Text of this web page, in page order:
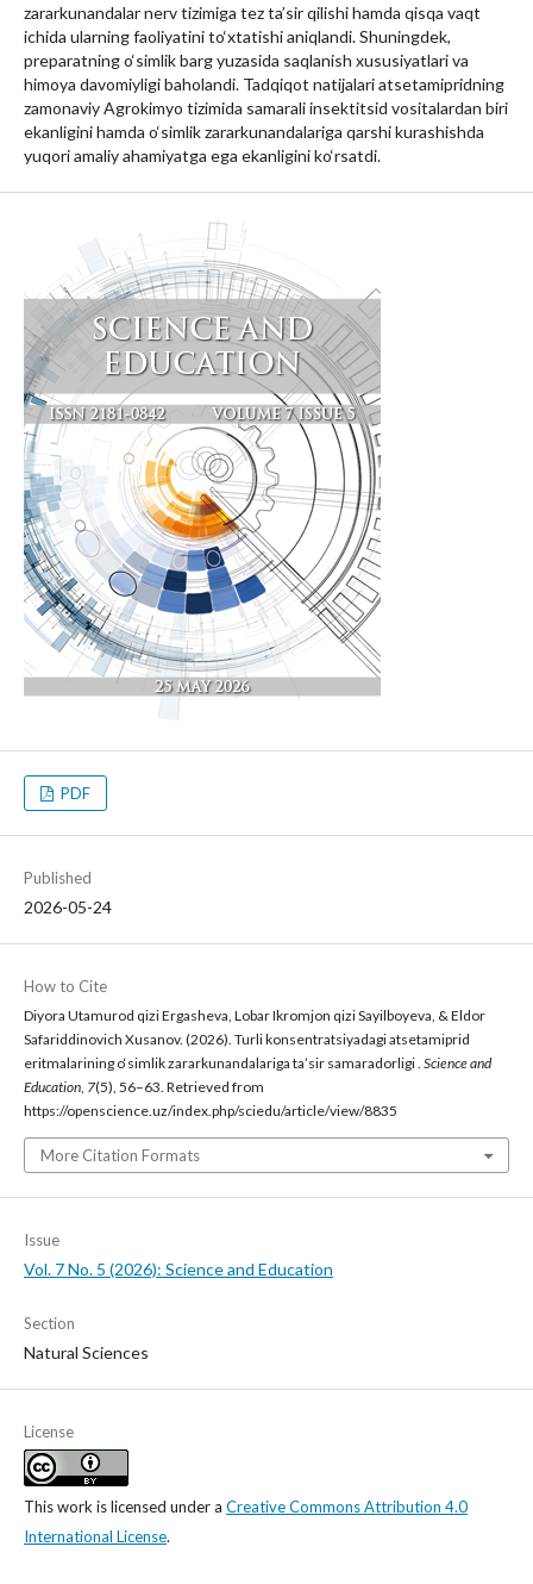
zararkunandalar nerv tizimiga tez ta’sir qilishi hamda qisqa vaqt
ichida ularning faoliyatini to‘xtatishi aniqlandi. Shuningdek,
preparatning o‘simlik barg yuzasida saqlanish xususiyatlari va
himoya davomiyligi baholandi. Tadqiqot natijalari atsetamipridning
zamonaviy Agrokimyo tizimida samarali insektitsid vositalardan biri
ekanligini hamda o‘simlik zararkunandalariga qarshi kurashishda
yuqori amaliy ahamiyatga ega ekanligini ko‘rsatdi.
PDF
Published
2026-05-24
How to Cite
Diyora Utamurod qizi Ergasheva, Lobar Ikromjon qizi Sayilboyeva, & Eldor
Safariddinovich Xusanov. (2026). Turli konsentratsiyadagi atsetamiprid
eritmalarining o‘simlik zararkunandalariga ta’sir samaradorligi . Science and
Education, 7(5), 56–63. Retrieved from
https://openscience.uz/index.php/sciedu/article/view/8835
More Citation Formats
Issue
Vol. 7 No. 5 (2026): Science and Education
Section
Natural Sciences
License
This work is licensed under a Creative Commons Attribution 4.0
International License.